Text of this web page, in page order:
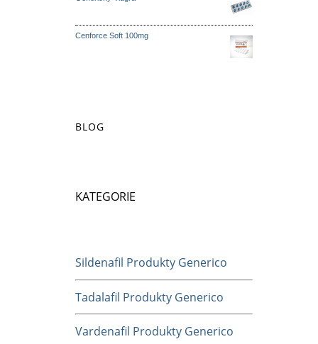
Cenforce Soft 100mg
BLOG
KATEGORIE
Sildenafil Produkty Generico
Tadalafil Produkty Generico
Vardenafil Produkty Generico